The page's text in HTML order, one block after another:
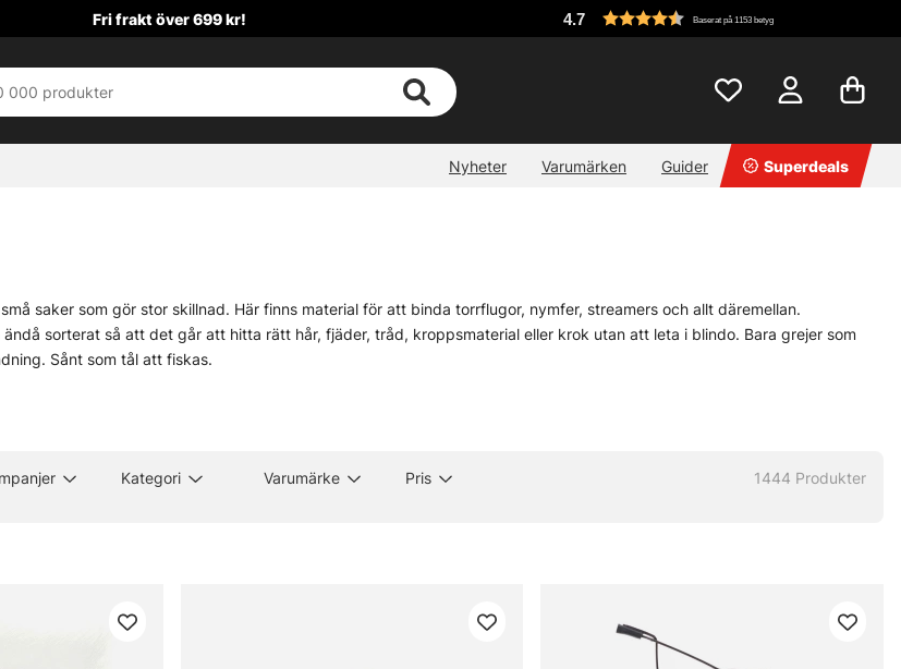
Fri frakt över 699 kr! 4.7 Baserat på 1153 betyg
Nyheter Varumärken Guider Superdeals
saker som gör stor skillnad. Här finns material för att binda torrflugor, nymfer, streamers och allt däremellan.
sorterat så att det går att hitta rätt hår, fjäder, tråd, kroppsmaterial eller krok utan att leta i blindo. Bara grejer som
Sånt som tål att fiskas.
och delar som faktiskt fyller en uppgift vid städet. Välj efter fiskesituation, mönster eller märke, och smalna av snabbt när
hemma under krokar och småplock. Gå tillbaka till huvudkategorin här: » Krok & småplock
Kategori Varumärke Pris 1444 Produkter